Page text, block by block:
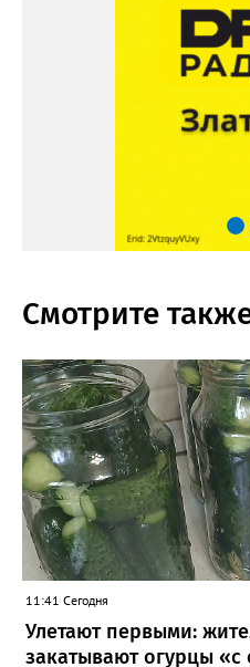
Смотрите
11:41 Сегодня
Улетают первыми:
закатывают огурцы «с